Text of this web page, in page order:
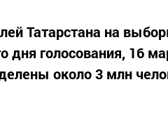
Татарстана на
дня голосования, 16
около 3 млн